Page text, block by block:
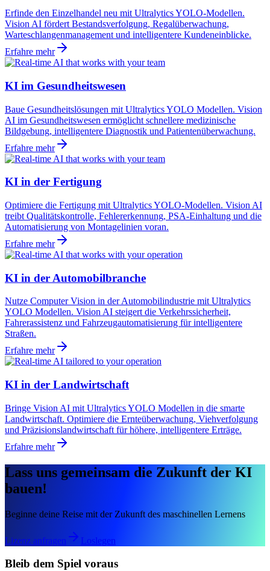
Erfinde den Einzelhandel neu mit Ultralytics YOLO-Modellen.
Vision AI fördert Bestandsverfolgung, Regalüberwachung,
Warteschlangenmanagement und intelligentere Kundeneinblicke.
Erfahre mehr
KI im Gesundheitswesen
Baue Gesundheitslösungen mit Ultralytics YOLO Modellen. Vision
AI im Gesundheitswesen ermöglicht schnellere medizinische
Bildgebung, intelligentere Diagnostik und Patientenüberwachung.
Erfahre mehr
KI in der Fertigung
Optimiere die Fertigung mit Ultralytics YOLO-Modellen. Vision AI
treibt Qualitätskontrolle, Fehlererkennung, PSA-Einhaltung und die
Automatisierung von Montagelinien voran.
Erfahre mehr
KI in der Automobilbranche
Nutze Computer Vision in der Automobilindustrie mit Ultralytics
YOLO Modellen. Vision AI steigert die Verkehrssicherheit,
Fahrerassistenz und Fahrzeugautomatisierung für intelligentere
Straßen.
Erfahre mehr
KI in der Landwirtschaft
Bringe Vision AI mit Ultralytics YOLO Modellen in die smarte
Landwirtschaft. Optimiere die Ernteüberwachung, Viehverfolgung
und Präzisionslandwirtschaft für höhere, intelligentere Erträge.
Erfahre mehr
Lass uns gemeinsam die Zukunft der KI
bauen!
Beginne deine Reise mit der Zukunft des maschinellen Lernens
Lizenz anfragen Loslegen
Bleib dem Spiel voraus